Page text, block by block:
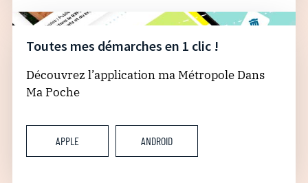
Toutes mes démarches en 1 clic !
Découvrez l’application ma Métropole Dans
Ma Poche
APPLE ANDROID